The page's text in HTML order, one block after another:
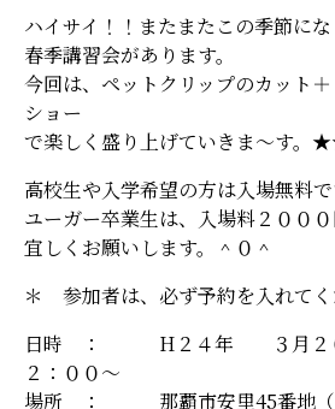
ハイサイ！！またまたこの季節にな
春季講習会があります。
今回は、ペットクリップのカット
ショー
で楽しく盛り上げていきま～す
高校生や入学希望の方は入場無料で
ユーガー卒業生は、入場料２０００
宜しくお願いします。＾０＾
＊ 参加者は、必ず予約を入れてく
日時 ： H２４年 ３月２
２：００～
場所 ： 那覇市安里45番地（